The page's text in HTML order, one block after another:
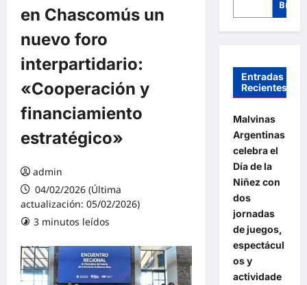
en Chascomús un
nuevo foro
interpartidario:
«Cooperación y
financiamiento
estratégico»
admin
04/02/2026 (Última
actualización: 05/02/2026)
3 minutos leídos
Entradas
Recientes
Malvinas
Argentinas
celebra el
Día de la
Niñez con
dos
jornadas
de juegos,
espectácul
os y
actividade